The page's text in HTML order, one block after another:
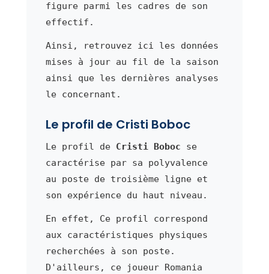
figure parmi les cadres de son
effectif.
Ainsi, retrouvez ici les données
mises à jour au fil de la saison
ainsi que les dernières analyses
le concernant.
Le profil de Cristi Boboc
Le profil de Cristi Boboc se
caractérise par sa polyvalence
au poste de troisième ligne et
son expérience du haut niveau.
En effet, Ce profil correspond
aux caractéristiques physiques
recherchées à son poste.
D'ailleurs, ce joueur Romania